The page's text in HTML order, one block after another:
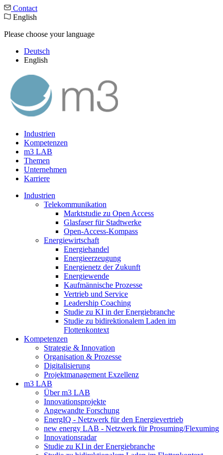
Contact
English
Please choose your language
Deutsch
English
Industrien
Kompetenzen
m3 LAB
Themen
Unternehmen
Karriere
Industrien
Telekommunikation
Marktstudie zu Open Access
Glasfaser für Stadtwerke
Open-Access-Kompass
Energiewirtschaft
Energiehandel
Energieerzeugung
Energienetz der Zukunft
Energiewende
Kaufmännische Prozesse
Vertrieb und Service
Leadership Coaching
Studie zu KI in der Energiebranche
Studie zu bidirektionalem Laden im
Flottenkontext
Kompetenzen
Strategie & Innovation
Organisation & Prozesse
Digitalisierung
Projektmanagement Exzellenz
m3 LAB
Über m3 LAB
Innovationsprojekte
Angewandte Forschung
EnergIQ - Netzwerk für den Energievertrieb
new energy LAB - Netzwerk für Prosuming/Flexuming
Innovationsradar
Studie zu KI in der Energiebranche